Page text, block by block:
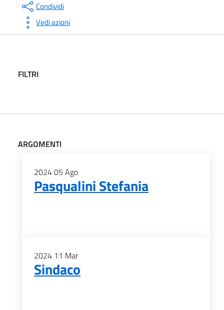
Condividi
Vedi azioni
FILTRI
ARGOMENTI
202405 Ago
Pasqualini Stefania
2024 11 Mar
Sindaco